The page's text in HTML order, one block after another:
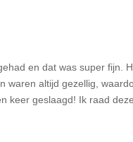
en dat was super fijn.
waren altijd gezellig,
keer geslaagd! Ik raad